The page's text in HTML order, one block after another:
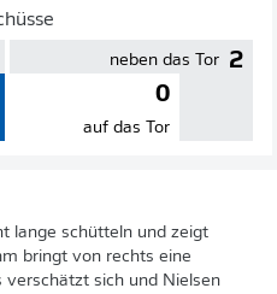
2
neben das Tor
0
auf das Tor
lange schütteln und zeigt
bringt von rechts eine
verschätzt sich und Nielsen